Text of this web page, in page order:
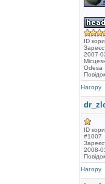
ID
2007-
Odesa
Нагору
ID
#1007
2008-
Нагору